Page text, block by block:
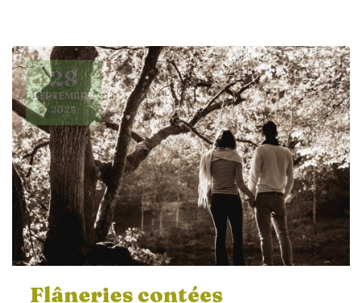
28
SEPTEMBRE
2025
Flâneries contées